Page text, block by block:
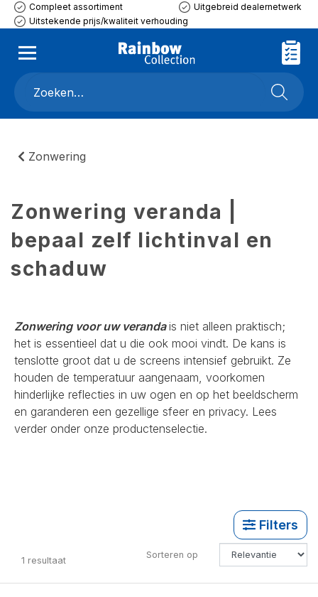
Compleet assortiment
Uitgebreid dealernetwerk
Uitstekende prijs/kwaliteit verhouding
Zonwering
Zonwering veranda |
bepaal zelf lichtinval en
schaduw
Zonwering voor uw verandais niet alleen praktisch;
het is essentieel dat u die ook mooi vindt. De kans is
tenslotte groot dat u de screens intensief gebruikt. Ze
houden de temperatuur aangenaam, voorkomen
hinderlijke reflecties in uw ogen en op het beeldscherm
en garanderen een gezellige sfeer en privacy. Lees
verder onder onze productenselectie.
Filters
1 resultaat Sorteren op